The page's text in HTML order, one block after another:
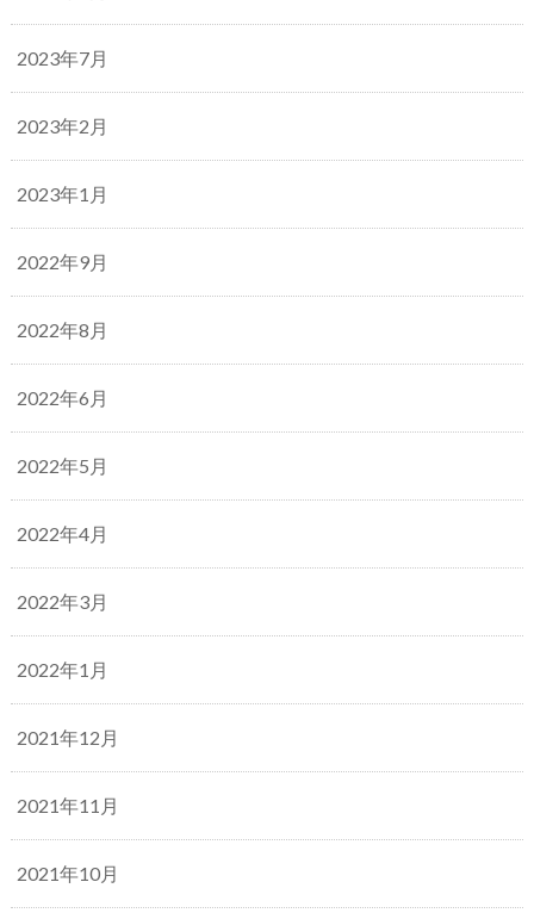
2023年7月
2023年2月
2023年1月
2022年9月
2022年8月
2022年6月
2022年5月
2022年4月
2022年3月
2022年1月
2021年12月
2021年11月
2021年10月